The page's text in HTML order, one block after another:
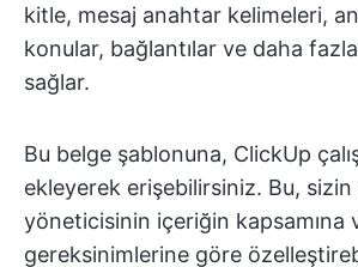
kitle, mesaj anahtar kelimeleri,
konular, bağlantılar ve daha
sağlar.
Bu belge şablonuna, ClickUp
ekleyerek erişebilirsiniz. Bu,
yöneticisinin içeriğin kapsamına
gereksinimlerine göre